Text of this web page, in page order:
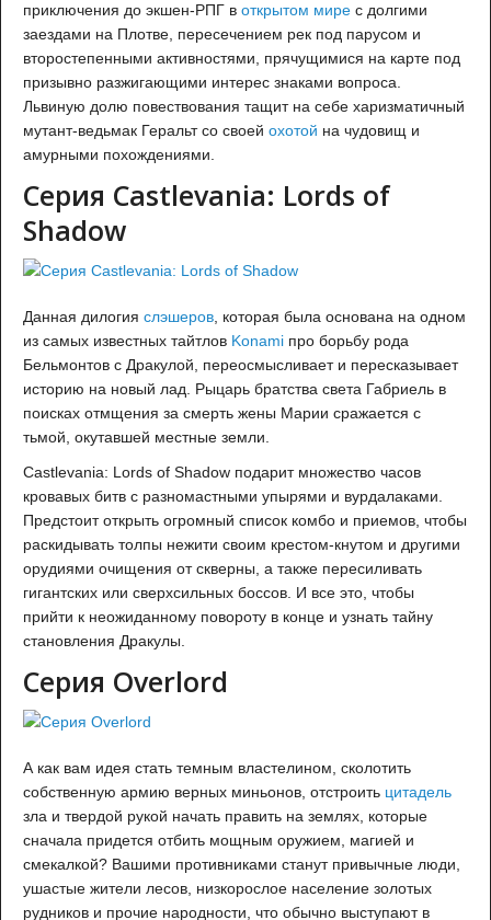
приключения до экшен-РПГ воткрытом мире с долгими
заездами на Плотве, пересечением рек под парусом и
второстепенными активностями, прячущимися на карте под
призывно разжигающими интерес знаками вопроса.
Львиную долю повествования тащит на себе харизматичный
мутант-ведьмак Геральт со своейохотой на чудовищ и
амурными похождениями.
Серия Castlevania: Lords of
Shadow
Данная дилогияслэшеров , которая была основана на одном
из самых известных тайтлов Konami про борьбу рода
Бельмонтов с Дракулой, переосмысливает и пересказывает
историю на новый лад. Рыцарь братства света Габриель в
поисках отмщения за смерть жены Марии сражается с
тьмой, окутавшей местные земли.
Castlevania: Lords of Shadow подарит множество часов
кровавых битв с разномастными упырями и вурдалаками.
Предстоит открыть огромный список комбо и приемов, чтобы
раскидывать толпы нежити своим крестом-кнутом и другими
орудиями очищения от скверны, а также пересиливать
гигантских или сверхсильных боссов. И все это, чтобы
прийти к неожиданному повороту в конце и узнать тайну
становления Дракулы.
Серия Overlord
А как вам идея стать темным властелином, сколотить
собственную армию верных миньонов, отстроить цитадель
зла и твердой рукой начать править на землях, которые
сначала придется отбить мощным оружием, магией и
смекалкой? Вашими противниками станут привычные люди,
ушастые жители лесов, низкорослое население золотых
рудников и прочие народности, что обычно выступают в